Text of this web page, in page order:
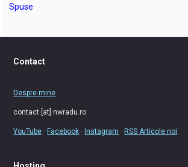
Spuse
Contact
Despre mine
contact [at] nwradu.ro
YouTube ·Facebook ·Instagram ·RSS Articole noi